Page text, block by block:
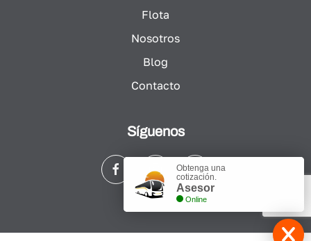
Flota
Nosotros
Blog
Contacto
Síguenos
Obtenga una
cotización.
Asesor
Online